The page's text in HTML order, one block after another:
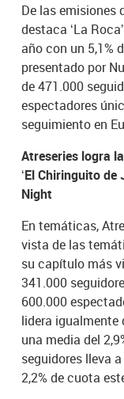
De las emisiones
destaca ‘La
año con un 5,1%
presentado por
de 471.000
espectadores
seguimiento en
Atreseries logra
‘El Chiringuito
Night
En temáticas,
vista de las
su capítulo más
341.000
600.000
lidera igualmente
una media del
seguidores lleva
2,2% de cuota